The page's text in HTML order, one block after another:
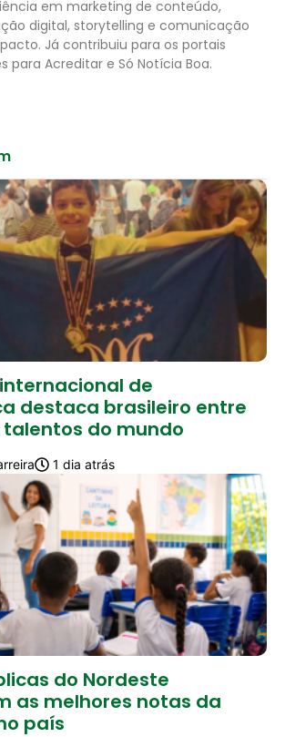
em marketing de conteúdo,
digital, storytelling e comunicação
Já contribuiu para os portais
para Acreditar e Só Notícia Boa.
de
destaca brasileiro entre
do mundo
1 dia atrás
do Nordeste
as melhores notas da
país